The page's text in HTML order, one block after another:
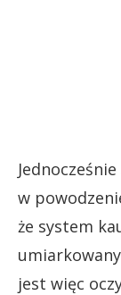
w
że system
jest więc